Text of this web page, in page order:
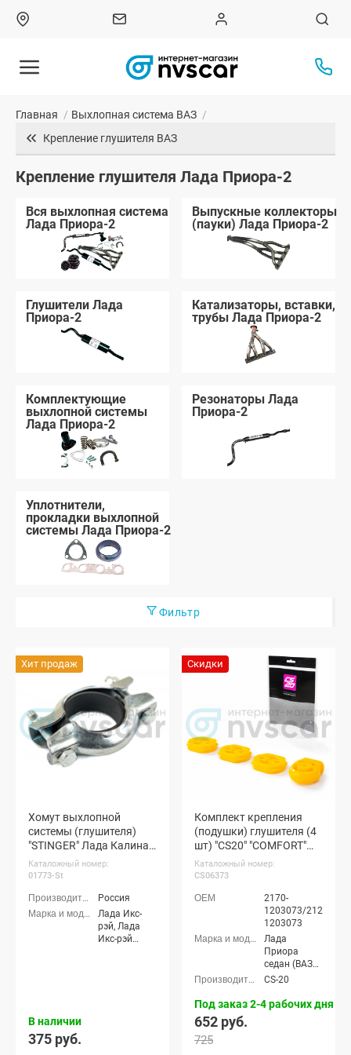
Главная / Выхлопная система ВАЗ /
Крепление глушителя ВАЗ
Крепление глушителя Лада Приора-2
Вся выхлопная система
Лада Приора-2
Выпускные коллекторы
(пауки) Лада Приора-2
Глушители Лада
Приора-2
Катализаторы, вставки,
трубы Лада Приора-2
Комплектующие
выхлопной системы
Лада Приора-2
Резонаторы Лада
Приора-2
Уплотнители,
прокладки выхлопной
системы Лада Приора-2
Фильтр
Хит продаж
Хомут выхлопной
системы (глушителя)
"STINGER" Лада Калина,
Гранта, Приора, Ларгус,
Икс-рей, Датсун
Каталожный номер:
01773-St
Россия
Лада Икс-
рэй, Лада
Икс-рэй
В наличии
375 руб.
Скидки
Комплект крепления
(подушки) глушителя (4
шт) "CS20" "COMFORT"
Лада Приора (желтый
полиуретан) (CS06373)
Каталожный номер:
CS06373
2170-
1203073/21213-
1203073
Лада
Приора
седан (ВАЗ
2170), Лада
универсал
CS-20
Под заказ 2-4 рабочих дня
652 руб.
725